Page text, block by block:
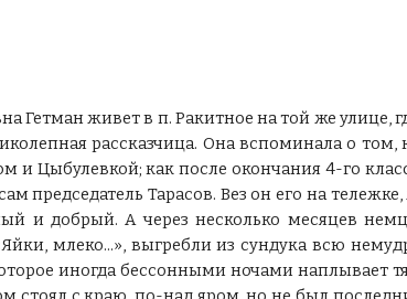
Гетман живет в п. Ракитное на той же улице,
рассказчица. Она вспоминала о
и Цыбулевкой; как после окончания 4-го
председатель Тарасов. Вез он его на
и добрый. А через несколько месяцев
млеко...», выгребли из сундука всю
иногда бессонными ночами наплывает